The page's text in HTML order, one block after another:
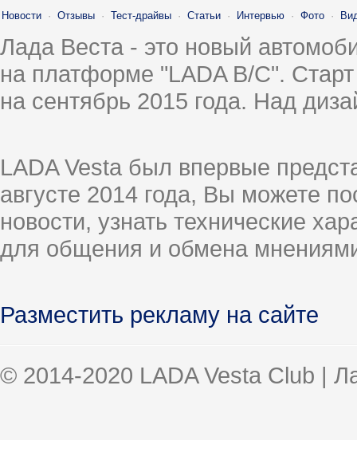
Новости · Отзывы · Тест-драйвы · Статьи · Интервью · Фото ·
Лада Веста - это новый
на платформе "LADA B/C".
на сентябрь 2015 года. Над
LADA Vesta был впервые
августе 2014 года, Вы можете
новости, узнать технические
для общения и обмена
Разместить рекламу на сайте
© 2014-2020 LADA Vesta Club |